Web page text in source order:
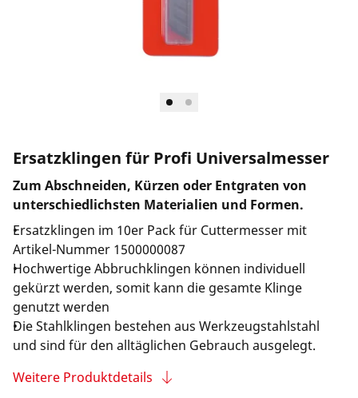
Unternehmen und Karriere
Ersatzklingen für Profi Universalmesser
Zum Abschneiden, Kürzen oder Entgraten von
unterschiedlichsten Materialien und Formen.
Ersatzklingen im 10er Pack für Cuttermesser mit
Artikel-Nummer 1500000087
Hochwertige Abbruchklingen können individuell
gekürzt werden, somit kann die gesamte Klinge
genutzt werden
Die Stahlklingen bestehen aus Werkzeugstahlstahl
und sind für den alltäglichen Gebrauch ausgelegt.
Weitere Produktdetails